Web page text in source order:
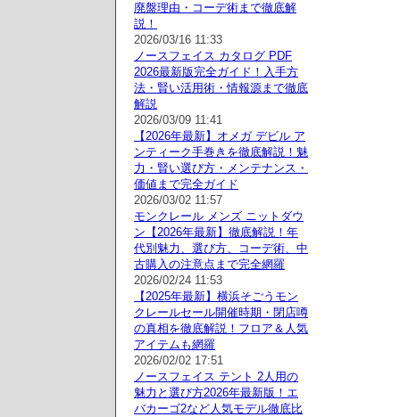
廃盤理由・コーデ術まで徹底解
説！
2026/03/16 11:33
ノースフェイス カタログ PDF
2026最新版完全ガイド！入手方
法・賢い活用術・情報源まで徹底
解説
2026/03/09 11:41
【2026年最新】オメガ デビル ア
ンティーク手巻きを徹底解説！魅
力・賢い選び方・メンテナンス・
価値まで完全ガイド
2026/03/02 11:57
モンクレール メンズ ニットダウ
ン【2026年最新】徹底解説！年
代別魅力、選び方、コーデ術、中
古購入の注意点まで完全網羅
2026/02/24 11:53
【2025年最新】横浜そごうモン
クレールセール開催時期・閉店噂
の真相を徹底解説！フロア＆人気
アイテムも網羅
2026/02/02 17:51
ノースフェイス テント 2人用の
魅力と選び方2026年最新版！エ
バカーゴ2など人気モデル徹底比